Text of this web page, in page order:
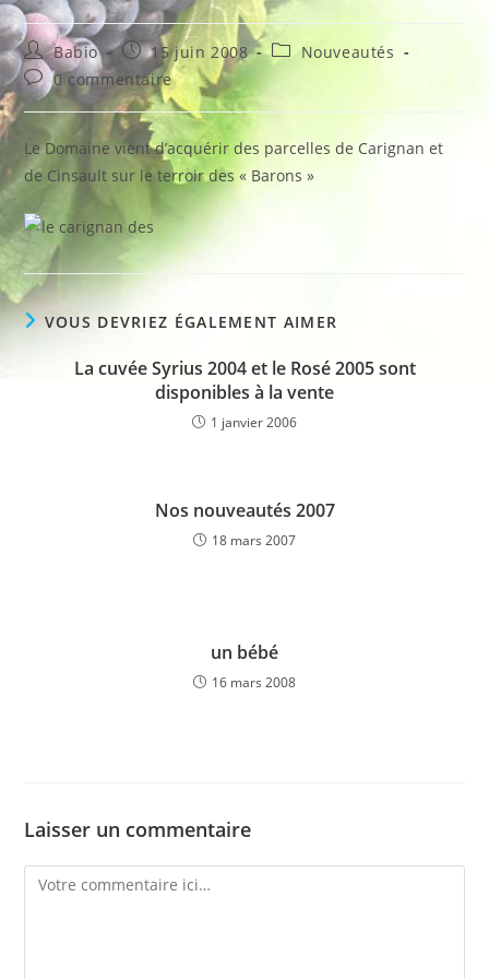
Auteur/autrice
de
la
publication :
Babio
Publication
publiée :
15 juin 2008
PostNouveautés
Commentaires
de
la
publication :
0 commentaire
Le Domaine vient d’acquérir des parcelles de Carignan et
de Cinsault sur le terroir des « Barons »
VOUS DEVRIEZ ÉGALEMENT AIMER
La cuvée Syrius 2004 et le Rosé 2005 sont
disponibles à la vente
1 janvier 2006
Nos nouveautés 2007
18 mars 2007
un bébé
16 mars 2008
Laisser un commentaire
Comment